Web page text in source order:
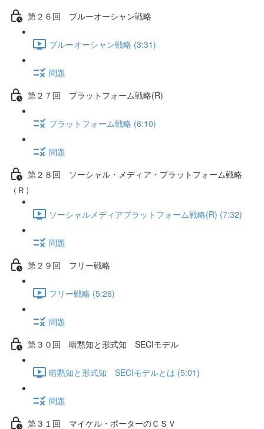
第２６回 ブルーオーシャン戦略
ブルーオーシャン戦略 (3:31)
問題
第２７回 プラットフォーム戦略(R)
プラットフォーム戦略 (6:10)
問題
第２８回 ソーシャル・メディア・プラットフォーム戦略
（Ｒ）
ソーシャルメディアプラットフォーム戦略(R) (7:32)
問題
第２９回 フリー戦略
フリー戦略 (5:26)
問題
第３０回 暗黙知と形式知 SECIモデル
暗黙知と形式知 SECIモデルとは (5:01)
問題
第３１回 マイケル・ポーターのＣＳＶ